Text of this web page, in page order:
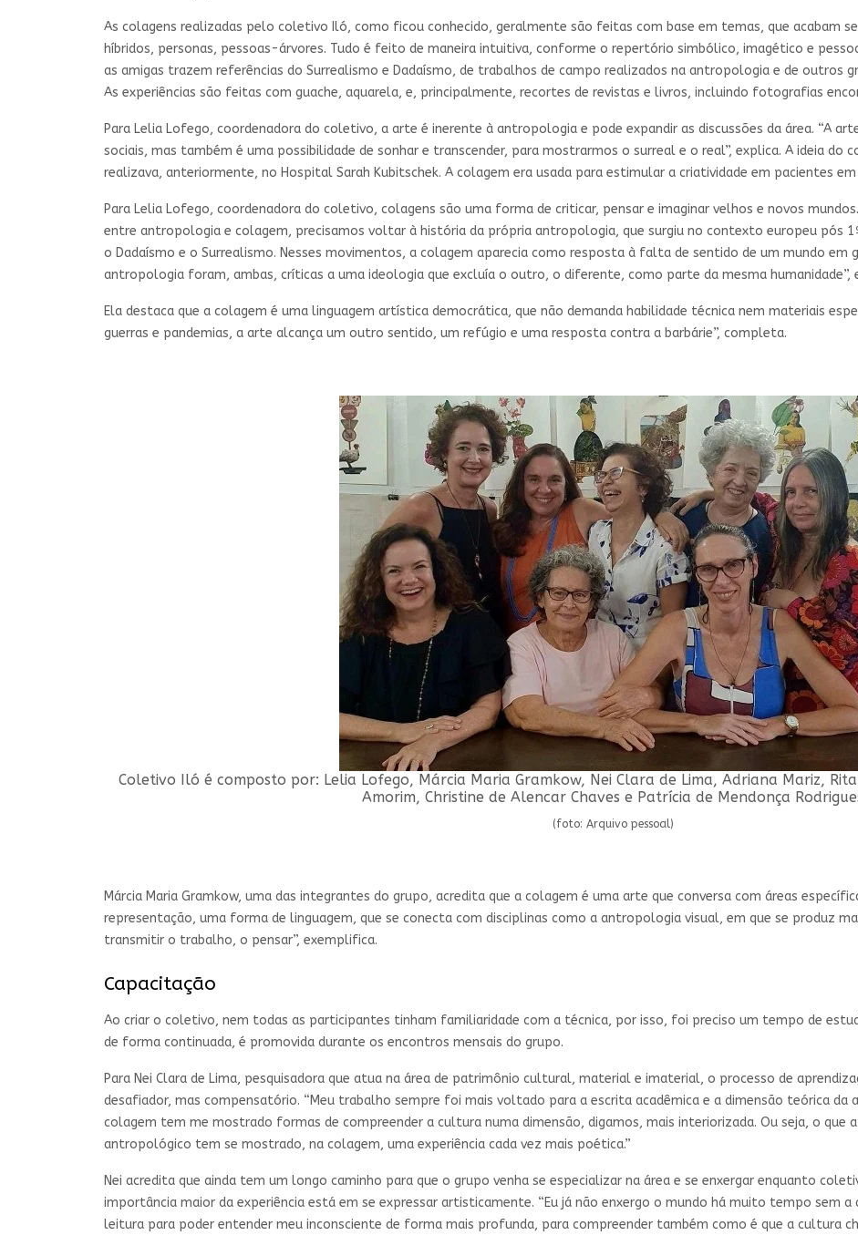
As colagens realizadas pelo coletivo Iló, como ficou conhecido, geralmente são feitas com base em temas, que acabam
híbridos, personas, pessoas-árvores. Tudo é feito de maneira intuitiva, conforme o repertório simbólico, imagético e
as amigas trazem referências do Surrealismo e Dadaísmo, de trabalhos de campo realizados na antropologia e de outros
As experiências são feitas com guache, aquarela, e, principalmente, recortes de revistas e livros, incluindo fotografias
Para Lelia Lofego, coordenadora do coletivo, a arte é inerente à antropologia e pode expandir as discussões da área. “A
sociais, mas também é uma possibilidade de sonhar e transcender, para mostrarmos o surreal e o real”, explica. A ideia do
realizava, anteriormente, no Hospital Sarah Kubitschek. A colagem era usada para estimular a criatividade em pacientes
Para Lelia Lofego, coordenadora do coletivo, colagens são uma forma de criticar, pensar e imaginar velhos e novos
entre antropologia e colagem, precisamos voltar à história da própria antropologia, que surgiu no contexto europeu pós
o Dadaísmo e o Surrealismo. Nesses movimentos, a colagem aparecia como resposta à falta de sentido de um mundo em
antropologia foram, ambas, críticas a uma ideologia que excluía o outro, o diferente, como parte da mesma humanidade”,
Ela destaca que a colagem é uma linguagem artística democrática, que não demanda habilidade técnica nem materiais
guerras e pandemias, a arte alcança um outro sentido, um refúgio e uma resposta contra a barbárie”, completa.
Coletivo Iló é composto por: Lelia Lofego, Márcia Maria Gramkow, Nei Clara de Lima, Adriana Mariz,
Amorim, Christine de Alencar Chaves e Patrícia de Mendonça
(foto: Arquivo pessoal)
Márcia Maria Gramkow, uma das integrantes do grupo, acredita que a colagem é uma arte que conversa com áreas
representação, uma forma de linguagem, que se conecta com disciplinas como a antropologia visual, em que se produz
transmitir o trabalho, o pensar”, exemplifica.
Capacitação
Ao criar o coletivo, nem todas as participantes tinham familiaridade com a técnica, por isso, foi preciso um tempo de
de forma continuada, é promovida durante os encontros mensais do grupo.
Para Nei Clara de Lima, pesquisadora que atua na área de patrimônio cultural, material e imaterial, o processo de
desafiador, mas compensatório. “Meu trabalho sempre foi mais voltado para a escrita acadêmica e a dimensão teórica da
colagem tem me mostrado formas de compreender a cultura numa dimensão, digamos, mais interiorizada. Ou seja, o que
antropológico tem se mostrado, na colagem, uma experiência cada vez mais poética.”
Nei acredita que ainda tem um longo caminho para que o grupo venha se especializar na área e se enxergar enquanto
importância maior da experiência está em se expressar artisticamente. “Eu já não enxergo o mundo há muito tempo sem
leitura para poder entender meu inconsciente de forma mais profunda, para compreender também como é que a cultura